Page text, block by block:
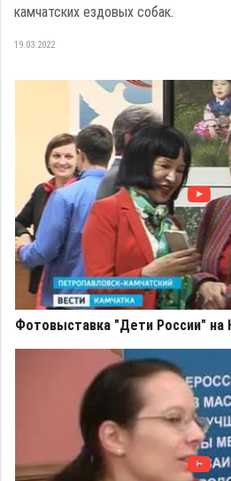
камчатских ездовых собак.
19.03.2022
Фотовыставка "Дети России" на